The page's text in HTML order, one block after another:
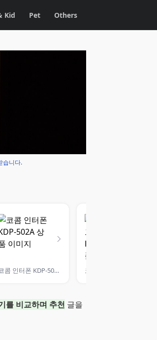
Kid Pet Others
습니다.
코콤 인터폰 KDP-502A
를 비교하며 추천 글을